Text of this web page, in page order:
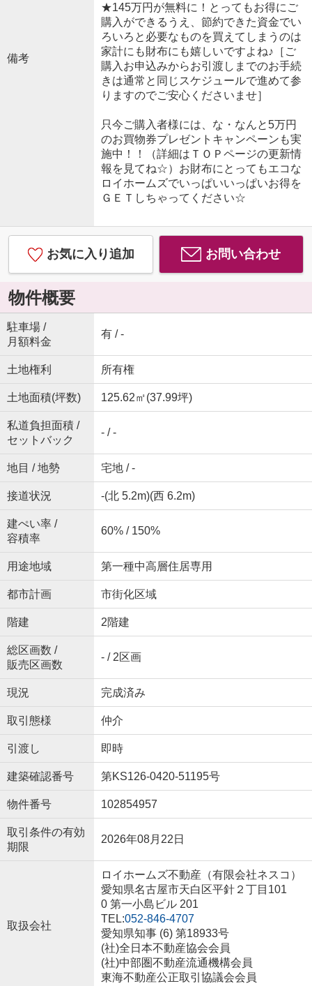
備考
★145万円が無料に！とってもお得にご
購入ができるうえ、節約できた資金でい
ろいろと必要なものを買えてしまうのは
家計にも財布にも嬉しいですよね♪［ご
購入お申込みからお引渡しまでのお手続
きは通常と同じスケジュールで進めて参
りますのでご安心くださいませ］
只今ご購入者様には、な・なんと5万円
のお買物券プレゼントキャンペーンも実
施中！！（詳細はＴＯＰページの更新情
報を見てね☆）お財布にとってもエコな
ロイホームズでいっぱいいっぱいお得を
ＧＥＴしちゃってください☆
お気に入り追加 お問い合わせ
物件概要
駐車場 /
月額料金
有 / -
土地権利 所有権
土地面積(坪数) 125.62㎡(37.99坪)
私道負担面積 /
セットバック
- / -
地目 / 地勢 宅地 / -
接道状況 -(北 5.2m)(西 6.2m)
建ぺい率 /
容積率
60% / 150%
用途地域 第一種中高層住居専用
都市計画 市街化区域
階建 2階建
総区画数 /
販売区画数
- / 2区画
現況 完成済み
取引態様 仲介
引渡し 即時
建築確認番号 第KS126-0420-51195号
物件番号 102854957
取引条件の有効
期限
2026年08月22日
取扱会社
ロイホームズ不動産（有限会社ネスコ）
愛知県名古屋市天白区平針２丁目101
0 第一小島ビル 201
TEL:052-846-4707
愛知県知事 (6) 第18933号
(社)全日本不動産協会会員
(社)中部圏不動産流通機構会員
東海不動産公正取引協議会会員